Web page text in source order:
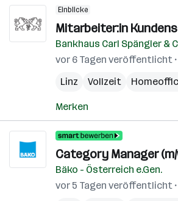
Einblicke
Mitarbeiter:in
Bankhaus Carl Spängler
vor 6 Tagen veröffentlicht
Linz
Vollzeit
Merken
Category Manager (m/
Bäko - Österreich e.Gen.
vor 5 Tagen veröffentlicht